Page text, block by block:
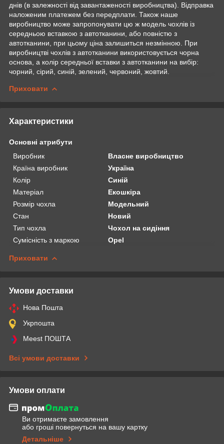
днів (в залежності від завантаженості виробництва). Відправка
наложеним платежем без передплати. Також наше
виробництво може запропонувати цю ж модель чохлів із
середньою вставкою з автотканини, або повністю з
автотканини, при цьому ціна залишиться незмінною. При
виробництві чохлів з автотканини використовується чорна
основа, а колір середньої вставки з автотканини на вибір:
чорний, сірий, синій, зелений, червоний, жовтий.
Приховати
Характеристики
Основні атрибути
Виробник
Власне виробництво
Країна виробник
Україна
Колір
Синій
Матеріал
Екошкіра
Розмір чохла
Модельний
Стан
Новий
Тип чохла
Чохол на сидіння
Сумісність з маркою
Opel
Приховати
Умови доставки
Нова Пошта
Укрпошта
Meest ПОШТА
Всі умови доставки
Умови оплати
Ви отримаєте замовлення
або гроші повернуться на вашу картку
Детальніше